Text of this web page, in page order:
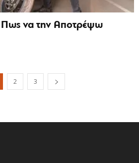
να την Αποτρέψω
2 3